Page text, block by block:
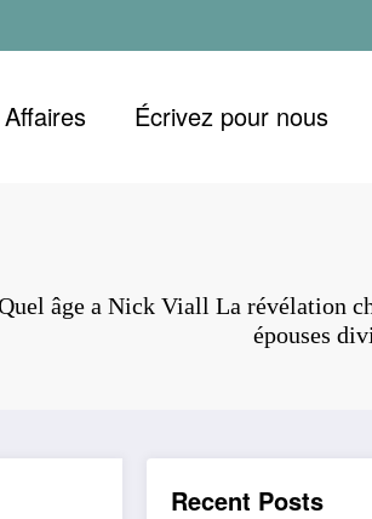
Affaires Écrivez pour nous
âge a Nick Viall La révélation
épouses
Recent Posts